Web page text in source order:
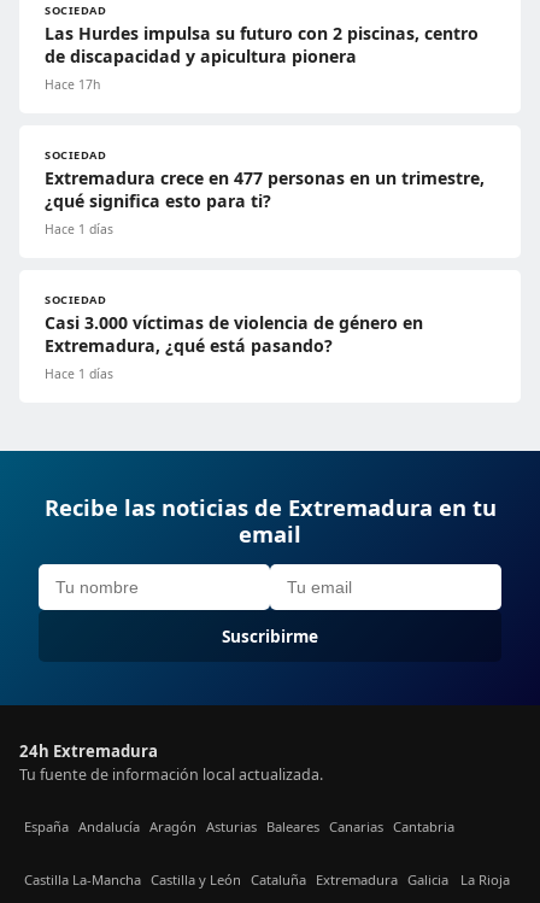
SOCIEDAD
Las Hurdes impulsa su futuro con 2 piscinas, centro
de discapacidad y apicultura pionera
Hace 17h
SOCIEDAD
Extremadura crece en 477 personas en un trimestre,
¿qué significa esto para ti?
Hace 1 días
SOCIEDAD
Casi 3.000 víctimas de violencia de género en
Extremadura, ¿qué está pasando?
Hace 1 días
Recibe las noticias de Extremadura en tu
email
Suscribirme
24h Extremadura
Tu fuente de información local actualizada.
España Andalucía Aragón Asturias Baleares Canarias Cantabria
Castilla La-Mancha Castilla y León Cataluña Extremadura Galicia La Rioja